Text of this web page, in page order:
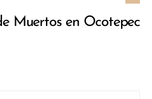
Muertos en Ocotepec